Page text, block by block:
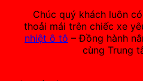
Chúc quý khách luôn
thoải mái trên chiếc xe
nhiệt ô tô – Đồng hành
cùng Trung